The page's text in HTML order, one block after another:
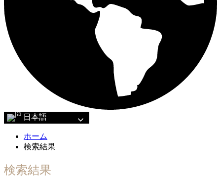
日本語
ホーム
検索結果
検索結果